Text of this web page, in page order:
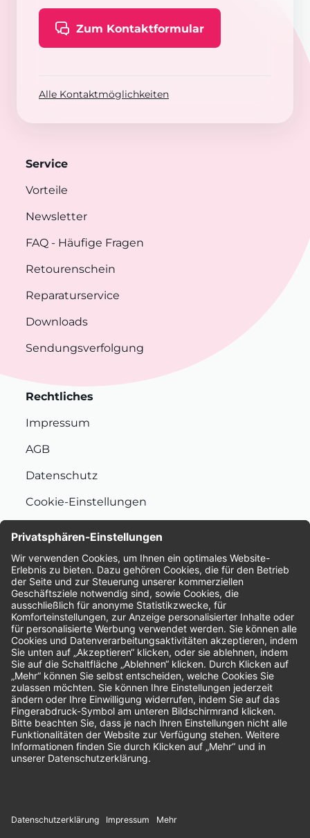
Zum Kontaktformular
Alle Kontaktmöglichkeiten
Service
Vorteile
Newsletter
FAQ - Häufige Fragen
Retourenschein
Reparaturservice
Downloads
Sendungsverfolgung
Rechtliches
Impressum
AGB
Datenschutz
Cookie-Einstellungen
Bewertungen
Unsere Zahlungsarten: